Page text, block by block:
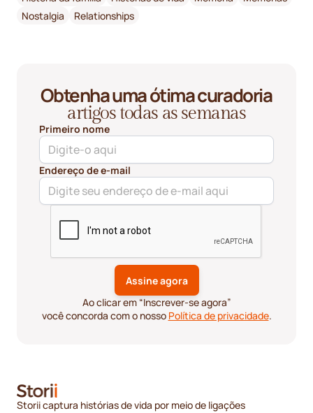
Nostalgia
Relationships
Obtenha uma ótima curadoria
artigos todas as semanas
Primeiro nome
Endereço de e-mail
Ao clicar em “Inscrever-se agora”
você concorda com o nosso Política de privacidade.
Storii captura histórias de vida por meio de ligações